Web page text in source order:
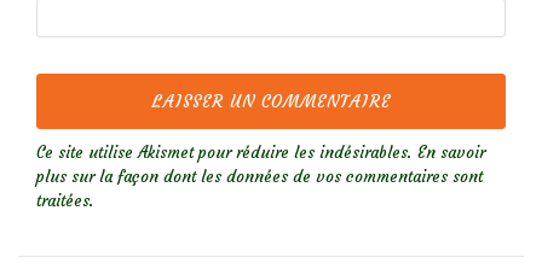
Ce site utilise Akismet pour réduire les indésirables. En savoir
plus sur la façon dont les données de vos commentaires sont
traitées.